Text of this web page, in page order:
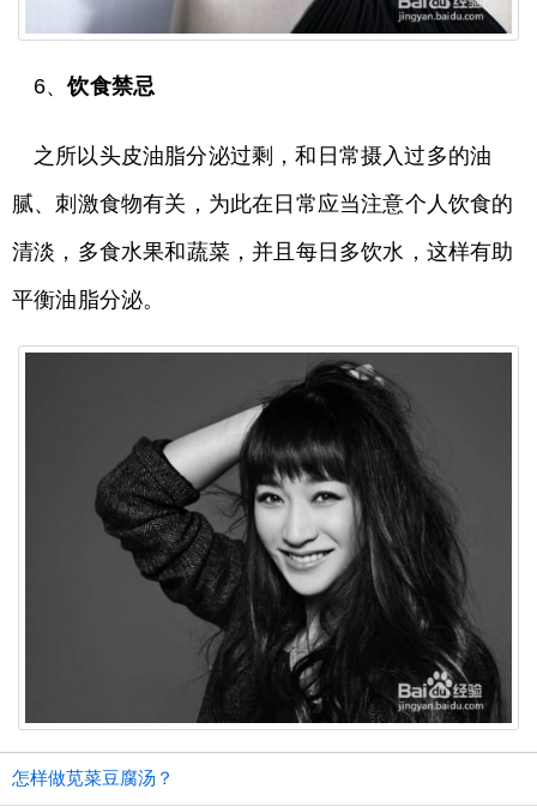
6、饮食禁忌
之所以头皮油脂分泌过剩，和日常摄入过多的油
腻、刺激食物有关，为此在日常应当注意个人饮食的
清淡，多食水果和蔬菜，并且每日多饮水，这样有助
平衡油脂分泌。
怎样做苋菜豆腐汤？